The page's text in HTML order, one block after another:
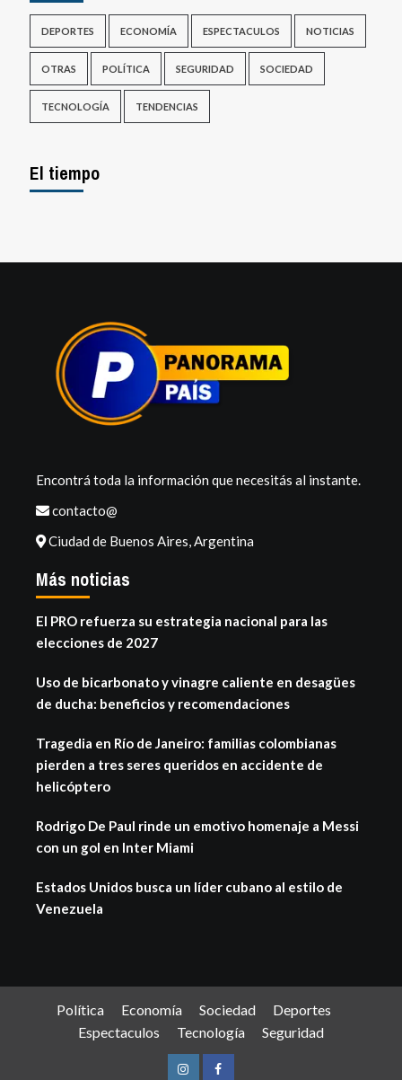
DEPORTES ECONOMÍA ESPECTACULOS NOTICIAS
OTRAS POLÍTICA SEGURIDAD SOCIEDAD
TECNOLOGÍA TENDENCIAS
El tiempo
Encontrá toda la información que necesitás al instante.
contacto@
Ciudad de Buenos Aires, Argentina
Más noticias
El PRO refuerza su estrategia nacional para las
elecciones de 2027
Uso de bicarbonato y vinagre caliente en desagües
de ducha: beneficios y recomendaciones
Tragedia en Río de Janeiro: familias colombianas
pierden a tres seres queridos en accidente de
helicóptero
Rodrigo De Paul rinde un emotivo homenaje a Messi
con un gol en Inter Miami
Estados Unidos busca un líder cubano al estilo de
Venezuela
Política Economía Sociedad
Deportes
Espectaculos
Tecnología Seguridad